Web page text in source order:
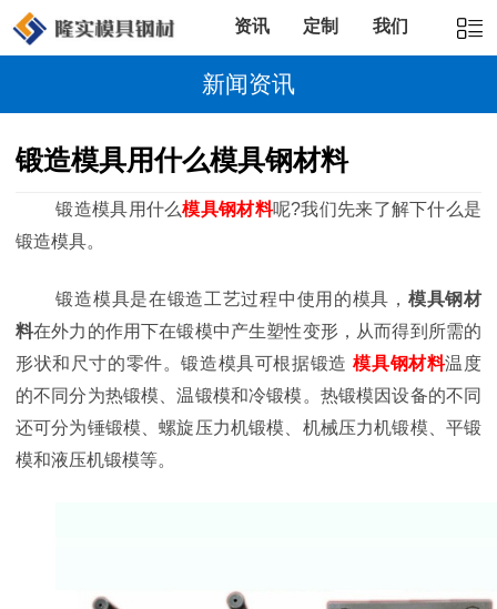
资讯 定制 我们
新闻资讯
锻造模具用什么模具钢材料
锻造模具用什么模具钢材料呢?我们先来了解下什么是
锻造模具。
锻造模具是在锻造工艺过程中使用的模具， 模具钢材
料在外力的作用下在锻模中产生塑性变形，从而得到所需的
形状和尺寸的零件。锻造模具可根据锻造 模具钢材料温度
的不同分为热锻模、温锻模和冷锻模。热锻模因设备的不同
还可分为锤锻模、螺旋压力机锻模、机械压力机锻模、平锻
模和液压机锻模等。